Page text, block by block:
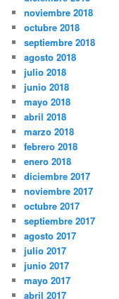
noviembre 2018
octubre 2018
septiembre 2018
agosto 2018
julio 2018
junio 2018
mayo 2018
abril 2018
marzo 2018
febrero 2018
enero 2018
diciembre 2017
noviembre 2017
octubre 2017
septiembre 2017
agosto 2017
julio 2017
junio 2017
mayo 2017
abril 2017